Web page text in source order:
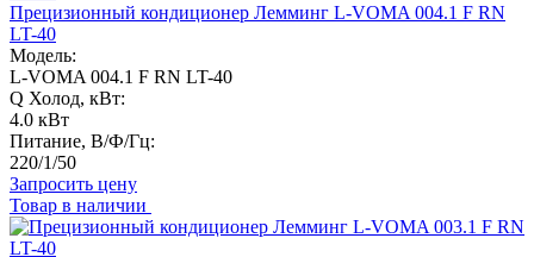
Прецизионный кондиционер Лемминг L-VOMA 004.1 F RN
LT-40
Модель:
L-VOMA 004.1 F RN LT-40
Q Холод, кВт:
4.0 кВт
Питание, В/Ф/Гц:
220/1/50
Запросить цену
Товар в наличии